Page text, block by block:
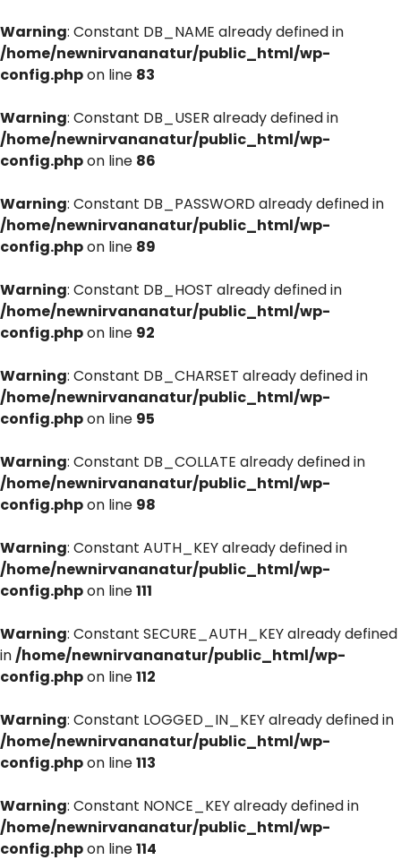
Warning: Constant DB_NAME already defined in
/home/newnirvananatur/public_html/wp-
config.phpon line 83
Warning: Constant DB_USER already defined in
/home/newnirvananatur/public_html/wp-
config.phpon line 86
Warning: Constant DB_PASSWORD already defined in
/home/newnirvananatur/public_html/wp-
config.phpon line 89
Warning: Constant DB_HOST already defined in
/home/newnirvananatur/public_html/wp-
config.phpon line 92
Warning: Constant DB_CHARSET already defined in
/home/newnirvananatur/public_html/wp-
config.phpon line 95
Warning: Constant DB_COLLATE already defined in
/home/newnirvananatur/public_html/wp-
config.phpon line 98
Warning: Constant AUTH_KEY already defined in
/home/newnirvananatur/public_html/wp-
config.phpon line111
Warning: Constant SECURE_AUTH_KEY already defined
in/home/newnirvananatur/public_html/wp-
config.phpon line112
Warning: Constant LOGGED_IN_KEY already defined in
/home/newnirvananatur/public_html/wp-
config.phpon line113
Warning: Constant NONCE_KEY already defined in
/home/newnirvananatur/public_html/wp-
config.phpon line114